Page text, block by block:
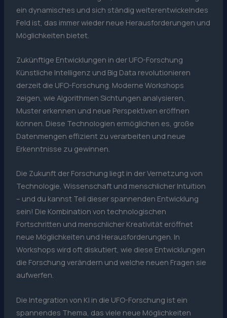
ein dynamisches und sich ständig weiterentwickelndes
Feld ist, das immer wieder neue Herausforderungen und
Möglichkeiten bietet.
Zukünftige Entwicklungen in der UFO-Forschung
Künstliche Intelligenz und Big Data revolutionieren
derzeit die UFO-Forschung. Moderne Workshops
zeigen, wie Algorithmen Sichtungen analysieren,
Muster erkennen und neue Perspektiven eröffnen
können. Diese Technologien ermöglichen es, große
Datenmengen effizient zu verarbeiten und neue
Erkenntnisse zu gewinnen.
Die Zukunft der Forschung liegt in der Vernetzung von
Technologie, Wissenschaft und menschlicher Intuition
– und du kannst Teil dieser spannenden Entwicklung
sein! Die Kombination von technologischen
Fortschritten und menschlicher Kreativität eröffnet
neue Möglichkeiten und Herausforderungen. In
Workshops wird oft diskutiert, wie diese Entwicklungen
die Forschung verändern und welche neuen Fragen sie
aufwerfen.
Die Integration von KI in die UFO-Forschung ist ein
spannendes Thema, das viele neue Möglichkeiten